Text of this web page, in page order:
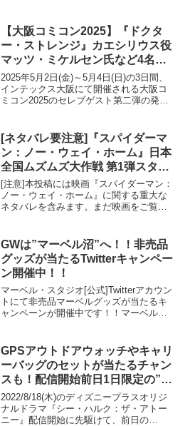
す！！
【大阪コミコン2025】『ドクタ
ー・ストレンジ』カエシリウス役
マッツ・ミケルセン氏など4名の
セレブゲストの来日決定！！
2025年5月2日(金)～5月4日(日)の3日間、
インテックス大阪にて開催される大阪コ
ミコン2025のセレブゲスト第二弾の発表
役マッツ・ミケルセン氏を含む4名のゲス
トが明らかとなりました！！
[ネタバレ要注意]『スパイダーマ
ン：ノー・ウェイ・ホーム』日本
全国ムズムズ大作戦 第1弾スター
ト！！
[注意]本投稿には映画『スパイダーマン：
ノー・ウェイ・ホーム』に関する重大な
ネタバレを含みます。まだ映画をご覧に
GWは”マーベル沼”へ！！非売品
グッズが当たるTwitterキャンペー
ン開催中！！
マーベル・スタジオ[公式]Twitterアカウン
トにて非売品マーベルグッズが当たるキ
ャンペーンが開催中です！！マーベル・
「#GWはマーベル沼へ」「#ディズニー
プラスキャンペーン」の2つのハッシュタ
グ(と、恐らくメンション
@MarvelStudios_J)を付けてツイートす
ると、おススメ作品がリプライで届くほ
か、抽選で30名に非売品マーベルグッズ
が当たります！！
GPSアウトドアウォッチやキャリ
ーバッグのセットが当たるチャン
スも！配信開始前日1日限定の”#
シーハルクのお悩み解決キャンペ
ーン”開催！！
2022/8/18(木)のディズニープラスオリジ
ナルドラマ『シー・ハルク：ザ・アトー
ニー』配信開始に先駆けて、前日の